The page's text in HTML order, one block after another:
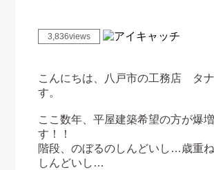
3,836views
こんにちは、八戸市の工務店 タ
す。
ここ数年、平屋建築希望の方が爆
す！！
階段、のぼるのしんどいし…歳重
しんどいし…